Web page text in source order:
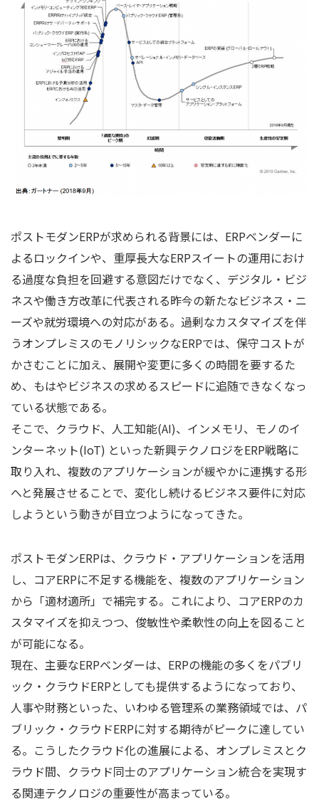
ポストモダンERPが求められる背景には、ERPベンダーに
よるロックインや、重厚長大なERPスイートの運用におけ
る過度な負担を回避する意図だけでなく、デジタル・ビジ
ネスや働き方改革に代表される昨今の新たなビジネス・ニ
ーズや就労環境への対応がある。過剰なカスタマイズを伴
うオンプレミスのモノリシックなERPでは、保守コストが
かさむことに加え、展開や変更に多くの時間を要するた
め、もはやビジネスの求めるスピードに追随できなくなっ
ている状態である。
そこで、クラウド、人工知能(AI)、インメモリ、モノのイ
ンターネット(IoT) といった新興テクノロジをERP戦略に
取り入れ、複数のアプリケーションが緩やかに連携する形
へと発展させることで、変化し続けるビジネス要件に対応
しようという動きが目立つようになってきた。
ポストモダンERPは、クラウド・アプリケーションを活用
し、コアERPに不足する機能を、複数のアプリケーション
から「適材適所」で補完する。これにより、コアERPのカ
スタマイズを抑えつつ、俊敏性や柔軟性の向上を図ること
が可能になる。
現在、主要なERPベンダーは、ERPの機能の多くをパブリ
ック・クラウドERPとしても提供するようになっており、
人事や財務といった、いわゆる管理系の業務領域では、パ
ブリック・クラウドERPに対する期待がピークに達してい
る。こうしたクラウド化の進展による、オンプレミスとク
ラウド間、クラウド同士のアプリケーション統合を実現す
る関連テクノロジの重要性が高まっている。